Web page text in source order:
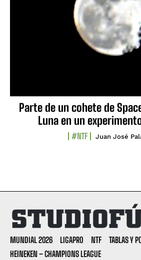
Parte de un cohete de
Luna en un
#NTF Juan José
MUNDIAL 2026 LIGAPRO NTF
TABLAS Y
HEINEKEN – CHAMPIONS LEAGUE